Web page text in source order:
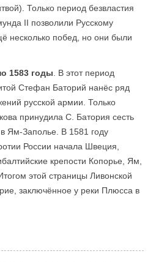
Только период безвластия
II позволили Русскому
несколько побед, но они были
1583 годы . В этот период
Стефан Баторий нанёс ряд
русской армии. Только
принудила С. Батория сесть
в Ям-Заполье. В 1581 году
России начала Швеция,
крепости Копорье, Ям,
этой страницы Ливонской
заключённое у реки Плюсса в